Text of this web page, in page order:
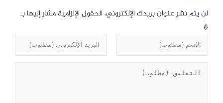
لن يتم نشر عنوان بريدك الإلكتروني. الحقول الإلزامية مشار إليها بـ
*